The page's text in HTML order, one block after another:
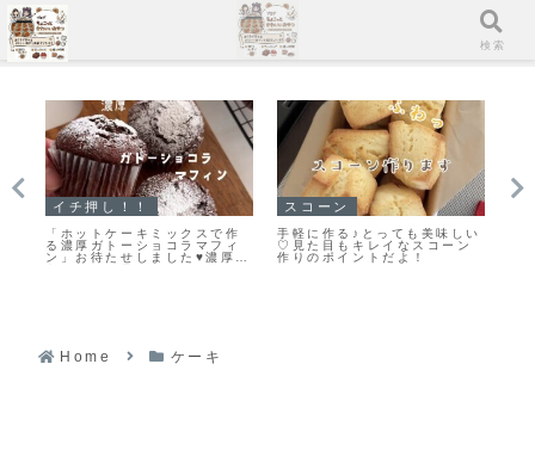
イチ押し！！
「ホットケーキミックスで作
る濃厚ガトーショコラマフィ
ン」お待たせしました♥濃厚ガ
スコーン
手軽に作る♪とっても美味しい
♡見た目もキレイなスコーン
作りのポイントだよ！
Home ケーキ
メニュー 検索